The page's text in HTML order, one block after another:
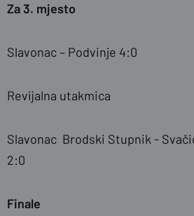
Za 3. mjesto
Slavonac – Podvinje 4:0
Revijalna utakmica
Slavonac Brodski Stupnik -
2:0
Finale